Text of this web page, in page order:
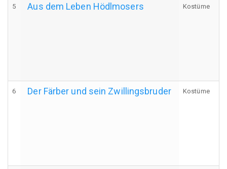
5 Aus dem Leben Hödlmosers Kostüme
6 Der Färber und sein Zwillingsbruder Kostüme